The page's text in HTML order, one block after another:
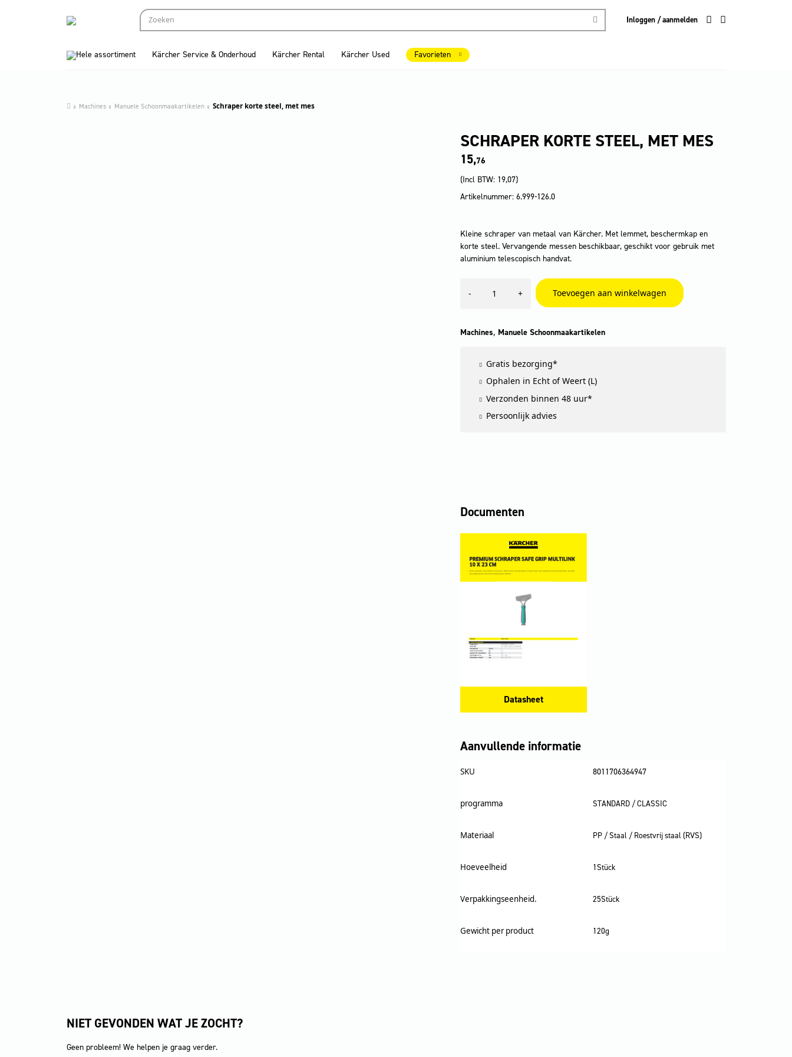
Inloggen / aanmelden
Hele assortiment Kärcher Service & Onderhoud Kärcher Rental Kärcher Used Favorieten
Machines Manuele Schoonmaakartikelen Schraper korte steel, met mes
SCHRAPER KORTE STEEL, MET MES
15,76
(Incl BTW: 19,07)
Artikelnummer: 6.999-126.0
Kleine schraper van metaal van Kärcher. Met lemmet, beschermkap en
korte steel. Vervangende messen beschikbaar, geschikt voor gebruik met
aluminium telescopisch handvat.
-
korte
mes
+ Toevoegen aan winkelwagen
Machines, Manuele Schoonmaakartikelen
Gratis bezorging*
Ophalen in Echt of Weert (L)
Verzonden binnen 48 uur*
Persoonlijk advies
Documenten
Datasheet
Aanvullende informatie
SKU 8011706364947
programma STANDARD / CLASSIC
Materiaal PP / Staal / Roestvrij staal (RVS)
Hoeveelheid 1Stück
Verpakkingseenheid. 25Stück
Gewicht per product 120g
NIET GEVONDEN WAT JE ZOCHT?
Geen probleem! We helpen je graag verder.